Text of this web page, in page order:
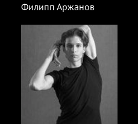
Филипп Аржанов